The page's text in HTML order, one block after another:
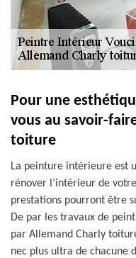
Pour une
vous au savoir-
toiture
La peinture intérieure est
rénover l’intérieur de
prestations pourront être
De par les travaux de
par Allemand Charly
nec plus ultra de chacune